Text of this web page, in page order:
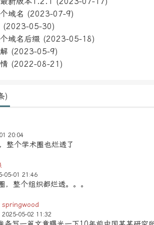
域名 (2023-07-9)
(2023-05-30)
域名后缀 (2023-05-18)
(2023-05-9)
(2022-08-21)
)
20:04
整个学术圈也烂透了
05-01 21:46
，整个组织都烂透。。。
springwood
2025-05-02 11:32